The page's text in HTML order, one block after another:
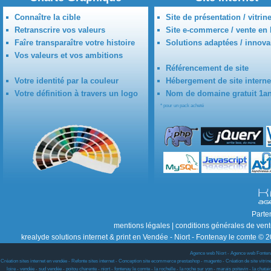
Connaître la cible
Retranscrire vos valeurs
Faîre transparaître votre histoire
Vos valeurs et vos ambitions
Votre identité par la couleur
Votre définition à travers un logo
Site de présentation /
Site e-commerce / vente en
Solutions adaptées /
Référencement de site
Hébergement de site
Nom de domaine gratuit
* pour un pack acheté
mentions légales
conditions générales de
krealyde solutions internet & print en Vendée - Niort - Fontenay le comte ©
Agence web Niort - Agence web
Création sites internet en vendée - Refonte sites internet - Conception site ecommerce prestashop - magento - Création de site
loire - vendée - sud vendée - poitou charente - niort - fontenay le comte - la rochelle - la roche sur yon - marais poitevin - la